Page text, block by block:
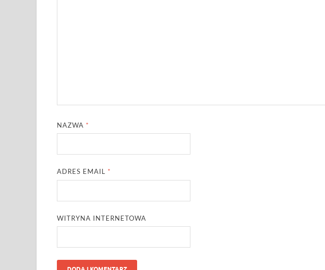
NAZWA *
ADRES EMAIL *
WITRYNA INTERNETOWA